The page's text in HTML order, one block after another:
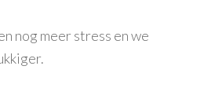
nog meer stress en we